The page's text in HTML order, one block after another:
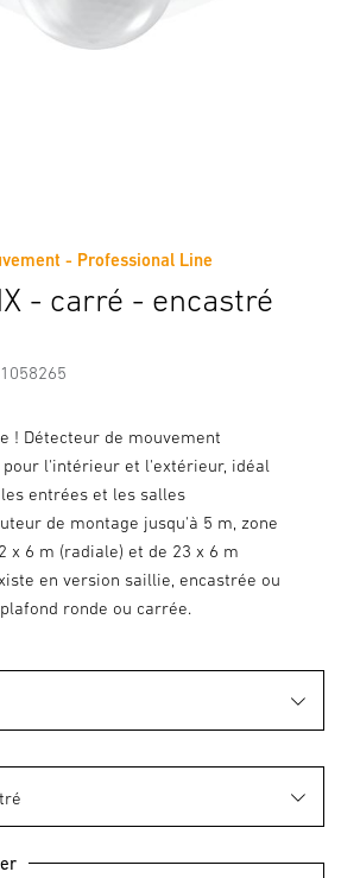
- Professional Line
- carré - encastré
! Détecteur de mouvement
pour l'intérieur et l'extérieur, idéal
entrées et les salles
de montage jusqu'à 5 m, zone
x 6 m (radiale) et de 23 x 6 m
en version saillie, encastrée ou
ronde ou carrée.